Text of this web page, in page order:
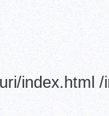
index.html /